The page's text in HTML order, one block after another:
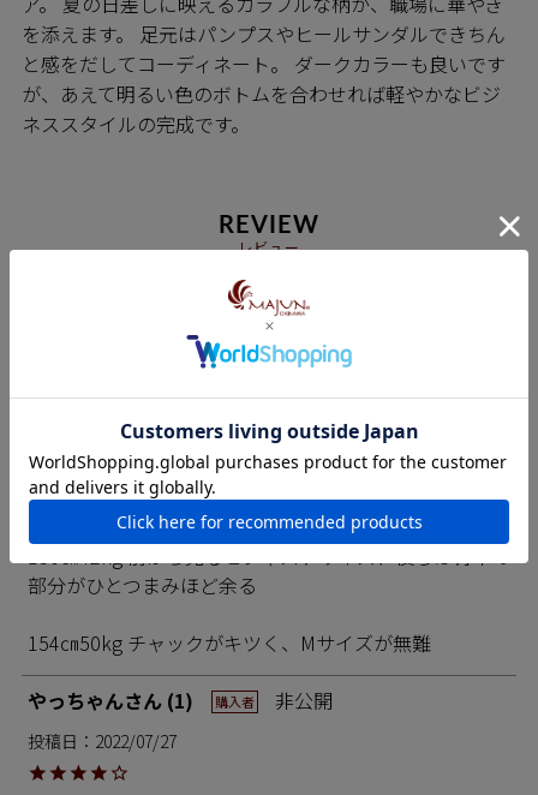
を添えます。 足元はパンプスやヒールサンダルできちん
と感をだしてコーディネート。 ダークカラーも良いです
が、あえて明るい色のボトムを合わせれば軽やかなビジ
ネススタイルの完成です。
REVIEW
レビュー
女性
12歳の娘の為に購入しました。
レース使いが涼しげで上品でした。
とても、気に入ってます。
150㎝42kg 前から見るとジャストサイズ、後ろは背中の
部分がひとつまみほど余る
154㎝50kg チャックがキツく、Mサイズが無難
やっちゃん 1 購入者 非公開
投稿日 2022/07/27